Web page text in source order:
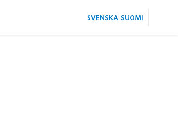
SUOMI
SVENSKA